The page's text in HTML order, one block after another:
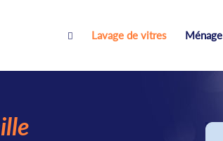
 Lavage de vitres Ménage